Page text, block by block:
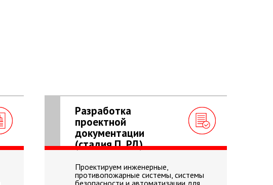
Разработка
проектной
документации
(стадия П, РД)
Проектируем инженерные,
противопожарные системы, системы